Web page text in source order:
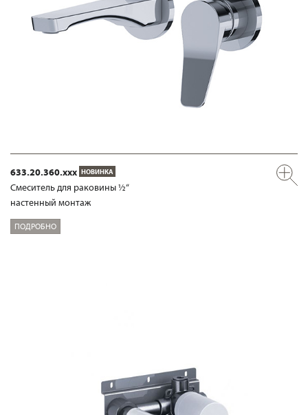
633.20.360.xxx НОВИНКА
Смеситель для раковины ½“
настенный монтаж
ПОДРОБНО